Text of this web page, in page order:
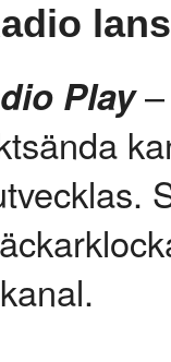
Play–